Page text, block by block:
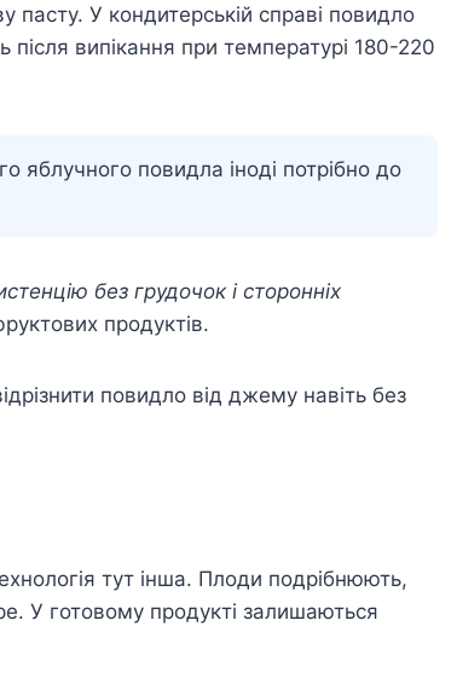
У кондитерській справі повидло
після випікання при температурі 180-220
яблучного повидла іноді потрібно до
без грудочок і сторонніх
продуктів.
повидло від джему навіть без
тут інша. Плоди подрібнюють,
У готовому продукті залишаються